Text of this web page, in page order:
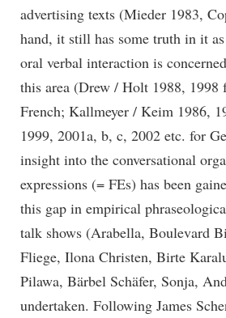
advertising texts (Mieder 1983,
hand, it still has some truth in it
oral verbal interaction is
this area (Drew / Holt 1988,
French; Kallmeyer / Keim 1986,
1999, 2001a, b, c, 2002 etc. for
insight into the conversational
expressions (= FEs) has been
this gap in empirical
talk shows (Arabella, Boulevard
Fliege, Ilona Christen, Birte
Pilawa, Bärbel Schäfer, Sonja,
undertaken. Following James